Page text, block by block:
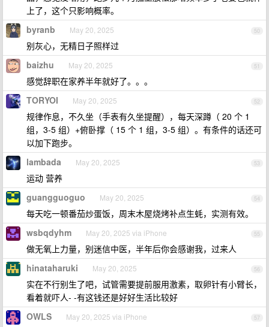
上了，这个只影响概率。
50
byranb May 20, 2025
别灰心，无精日子照样过
51
baizhu May 20, 2025
感觉辞职在家养半年就好了。。。
52
TORYOI May 20, 2025
规律作息，不久坐（手表有久坐提醒），每天深蹲（ 20 个 1
组，3-5 组）+俯卧撑（ 15 个 1 组，3-5 组）。有条件的话还可
以加下跑步。
53
lambada May 20, 2025
运动 营养
54
guangguoguo May 20, 2025
每天吃一顿番茄炒蛋饭，周末木屋烧烤补点生蚝，实测有效。
55
wsbqdyhm May 20, 2025 via iPhone
做无氧上力量，别迷信中医，半年后你会感谢我，过来人
56
hinataharuki May 20, 2025
实在不行别生了吧，试管需要提前服用激素，取卵针有小臂长，
看着就吓人- -有这钱还是好好生活比较好
57
OWLS May 20, 2025 via iPhone